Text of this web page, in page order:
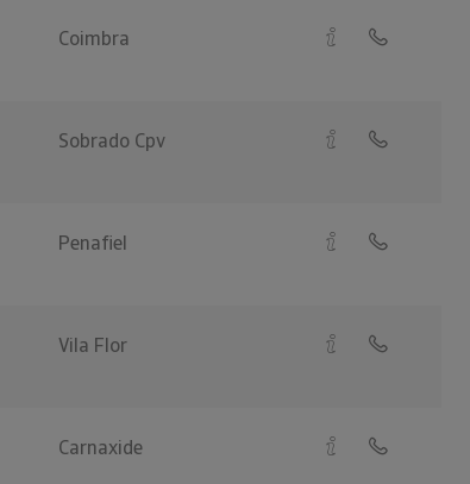
Coimbra
Sobrado Cpv
Penafiel
Vila Flor
Carnaxide